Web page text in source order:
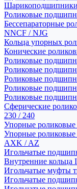
Шарикоподшипники
Роликовые
Бессепараторные
NNCF / NJG
Кольца упорных
Конические
Роликовые
Роликовые
Роликовые
Роликовые
Роликовые
Сферические
230 / 240
Упорные
Упорные
AXK / AZ
Игольчатые
Внутренние кольца
Игольчатые муфты
Игольчатые